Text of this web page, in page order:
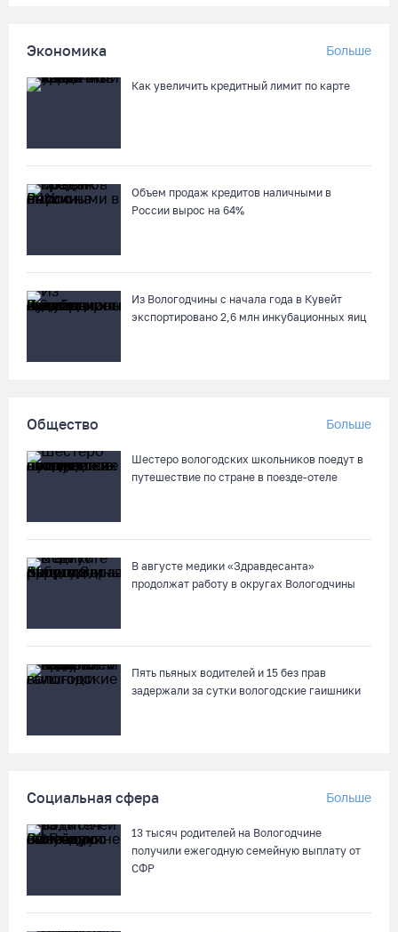
05.08.26 / 16:19
Георгий Филимонов: Мы создаём новую архитектуру
В Вологодской области клещи покусали уже 13,4 тысячи
05.08.26 / 15:47
начала года
05.08.26 / 15:44
05.08.26 / 15:25
космическую галерею
В Вологде две сестры из-за замены домофона перевели
мошенникам 3,5 млн рублей
05.08.26 / 14:13
Экономика Больше
Как увеличить кредитный лимит по карте
Объем продаж кредитов наличными в
России вырос на 64%
Из Вологодчины с начала года в Кувейт
экспортировано 2,6 млн инкубационных яиц
Общество Больше
Шестеро вологодских школьников поедут в
путешествие по стране в поезде-отеле
В августе медики «Здравдесанта»
продолжат работу в округах Вологодчины
Пять пьяных водителей и 15 без прав
задержали за сутки вологодские гаишники
Социальная сфера Больше
13 тысяч родителей на Вологодчине
получили ежегодную семейную выплату от
СФР